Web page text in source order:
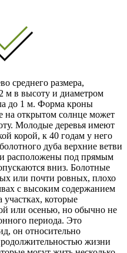
среднего размера,
м в высоту и диаметром
до 1 м. Форма кроны
на открытом солнце может
Молодые деревья имеют
корой, к 40 годам у него
дуба верхние ветви
расположены под прямым
вниз. Болотные
или почти ровных, плохо
с высоким содержанием
которые
или осенью, но обычно не
периода. Это
он относительно
жизни